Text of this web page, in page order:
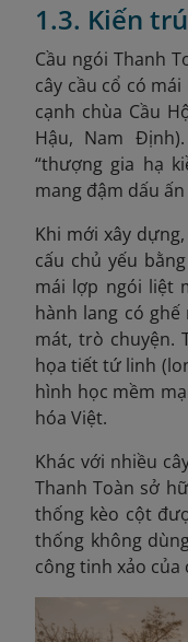
1.3. Kiến
Cầu ngói Thanh
cây cầu cổ có
cạnh chùa Cầu
Hậu, Nam
“thượng gia hạ
mang đậm dấu
Khi mới xây
cấu chủ yếu
mái lợp ngói liệt
hành lang có
mát, trò chuyện.
họa tiết tứ linh
hình học mềm
hóa Việt.
Khác với nhiều
Thanh Toàn sở
thống kèo cột
thống không
công tinh xảo của